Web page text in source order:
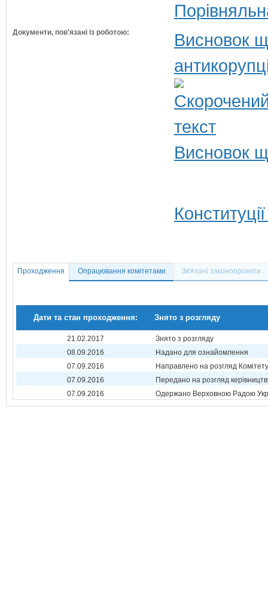
Документи, пов'язані із роботою:
Висновок
Висновок
Проходження Опрацювання комітетами Зв'язані законопроекти
Дати та стан проходження: Знято з розгляду
21.02.2017
Знято з розгляду
08.09.2016
Надано для ознайомлення
07.09.2016
Направлено на розгляд Комітету
07.09.2016
Передано на розгляд
07.09.2016
Одержано Верховною Радою